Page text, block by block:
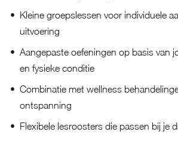
Kleine groepslessen voor individuele
uitvoering
Aangepaste oefeningen op basis van
en fysieke conditie
Combinatie met wellness
ontspanning
Flexibele lesroosters die passen bij je